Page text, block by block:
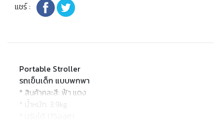
แชร์ :
Portable Stroller
รถเข็นเด็ก แบบพกพา
* สินค้าคละสี: ฟ้า แดง
* น้ำหนัก: 3.9kg.